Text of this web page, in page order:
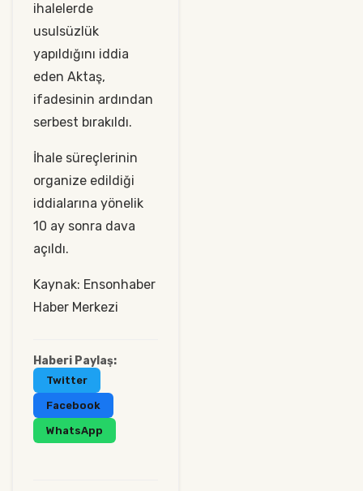
ihalelerde
usulsüzlük
yapıldığını iddia
eden Aktaş,
ifadesinin ardından
serbest bırakıldı.
İhale süreçlerinin
organize edildiği
iddialarına yönelik
10 ay sonra dava
açıldı.
Kaynak: Ensonhaber
Haber Merkezi
Haberi Paylaş:
Twitter
Facebook
WhatsApp